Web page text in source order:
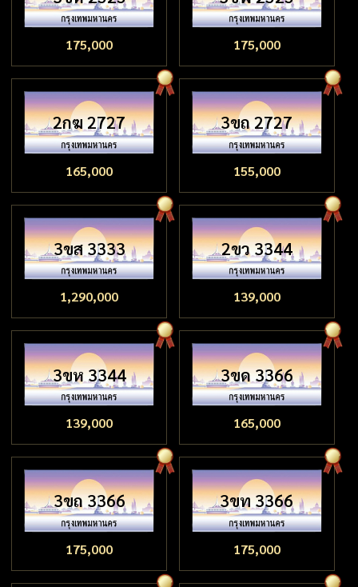
175,000 175,000
2กฆ 2727
165,000
3ขถ 2727
155,000
3ขส 3333
1,290,000
2ขว 3344
139,000
3ขห 3344
139,000
3ขด 3366
165,000
3ขถ 3366
175,000
3ขท 3366
175,000